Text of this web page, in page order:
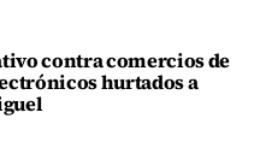
contra comercios de
hurtados a